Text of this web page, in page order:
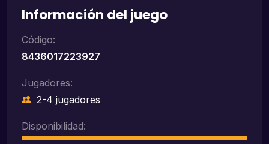
Información del juego
Código:
8436017223927
Jugadores:
2-4 jugadores
Disponibilidad: